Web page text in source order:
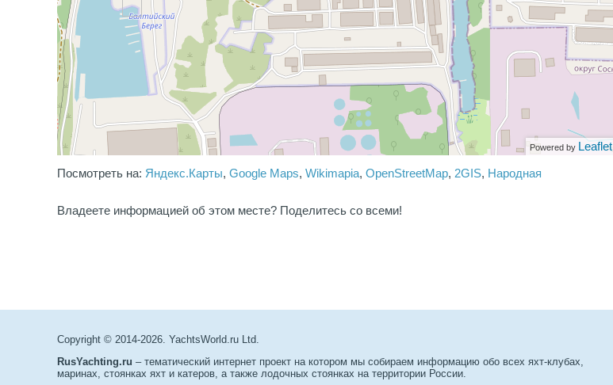
Powered by Leaflet
Посмотреть на: Яндекс.Карты, Google Maps, Wikimapia, OpenStreetMap, 2GIS, Народная
Владеете информацией об этом месте? Поделитесь со всеми!
Copyright © 2014-2026. YachtsWorld.ru Ltd.
RusYachting.ru – тематический интернет проект на котором мы собираем информацию обо всех яхт-клубах,
маринах, стоянках яхт и катеров, а также лодочных стоянках на территории России.